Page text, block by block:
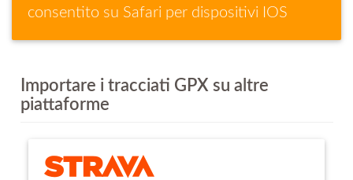
consentito su Safari per dispositivi IOS
Importare i tracciati GPX su altre
piattaforme